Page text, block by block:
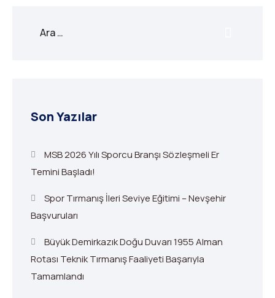
Son Yazılar
MSB 2026 Yılı Sporcu Branşı Sözleşmeli Er
Temini Başladı!
Spor Tırmanış İleri Seviye Eğitimi – Nevşehir
Başvuruları
Büyük Demirkazık Doğu Duvarı 1955 Alman
Rotası Teknik Tırmanış Faaliyeti Başarıyla
Tamamlandı